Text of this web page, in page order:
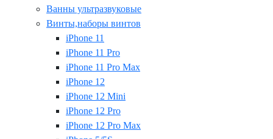
Ванны ультразвуковые
Винты,наборы винтов
iPhone 11
iPhone 11 Pro
iPhone 11 Pro Max
iPhone 12
iPhone 12 Mini
iPhone 12 Pro
iPhone 12 Pro Max